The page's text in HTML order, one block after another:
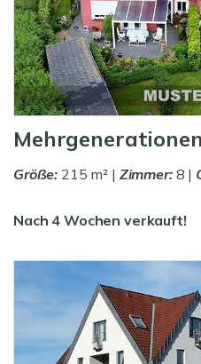
Größe: 215 m² | Zimmer:8 |
Nach 4 Wochen verkauft!